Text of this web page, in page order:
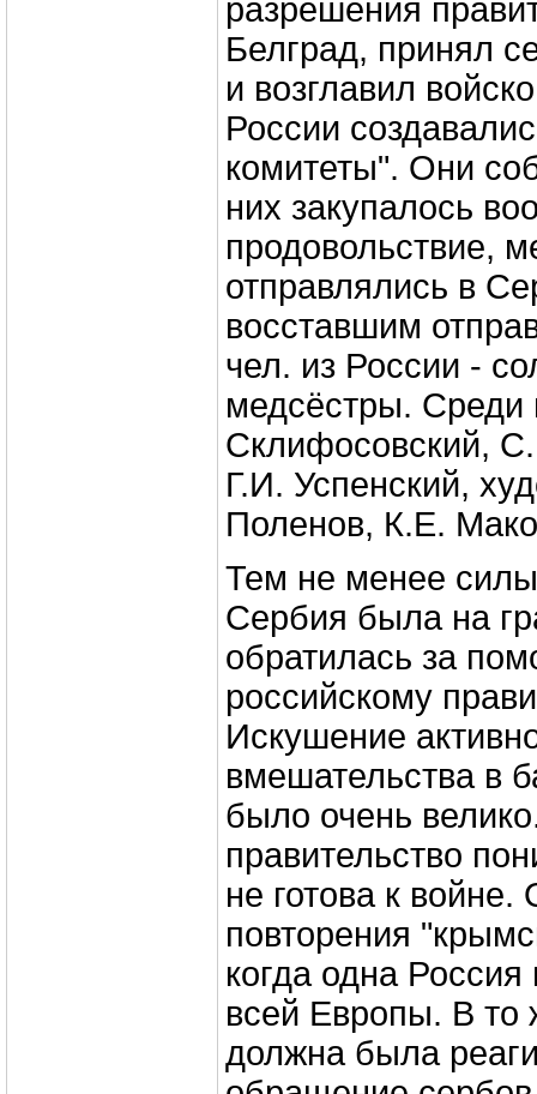
разрешения
Белград, принял
и возглавил
России
комитеты". Они
них закупалось
продовольствие,
отправлялись в
восставшим
чел. из России -
медсёстры. Среди
Склифосовский,
Г.И. Успенский,
Поленов, К.Е.
Тем не менее
Сербия была на
обратилась за
российскому
Искушение
вмешательства в
было очень
правительство
не готова к войне.
повторения
когда одна
всей Европы. В то
должна была